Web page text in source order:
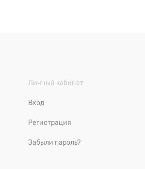
Личный кабинет
Вход
Регистрация
Забыли пароль?